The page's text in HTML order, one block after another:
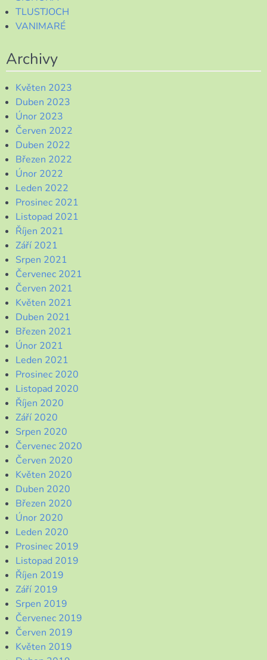
TLUSTJOCH
VANIMARÉ
Archivy
Květen 2023
Duben 2023
Únor 2023
Červen 2022
Duben 2022
Březen 2022
Únor 2022
Leden 2022
Prosinec 2021
Listopad 2021
Říjen 2021
Září 2021
Srpen 2021
Červenec 2021
Červen 2021
Květen 2021
Duben 2021
Březen 2021
Únor 2021
Leden 2021
Prosinec 2020
Listopad 2020
Říjen 2020
Září 2020
Srpen 2020
Červenec 2020
Červen 2020
Květen 2020
Duben 2020
Březen 2020
Únor 2020
Leden 2020
Prosinec 2019
Listopad 2019
Říjen 2019
Září 2019
Srpen 2019
Červenec 2019
Červen 2019
Květen 2019